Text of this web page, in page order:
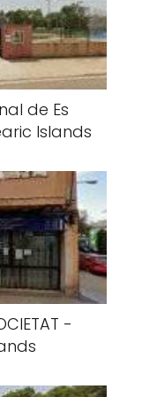
de Es
Islands
-